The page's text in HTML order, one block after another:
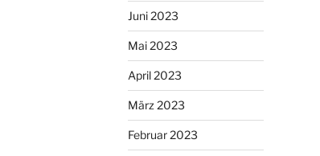
Juni 2023
Mai 2023
April 2023
März 2023
Februar 2023